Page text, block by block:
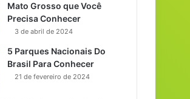
Mato Grosso que Você
Precisa Conhecer
3 de abril de 2024
5 Parques Nacionais Do
Brasil Para Conhecer
21 de fevereiro de 2024